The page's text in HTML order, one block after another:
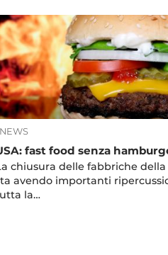
NEWS
fast food senza
chiusura delle fabbriche
avendo importanti
la…